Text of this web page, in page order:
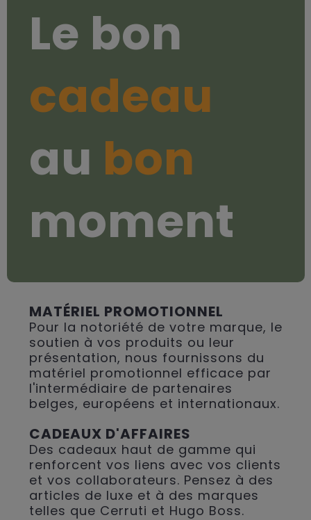
Le bon
cadeau
au bon
moment
MATÉRIEL PROMOTIONNEL
Pour la notoriété de votre marque, le
soutien à vos produits ou leur
présentation, nous fournissons du
matériel promotionnel efficace par
l'intermédiaire de partenaires
belges, européens et internationaux.
CADEAUX D'AFFAIRES
Des cadeaux haut de gamme qui
renforcent vos liens avec vos clients
et vos collaborateurs. Pensez à des
articles de luxe et à des marques
telles que Cerruti et Hugo Boss.